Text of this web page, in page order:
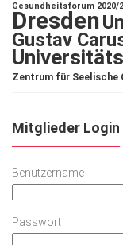
Gesundheitsforum 2020/
Dresden
Gustav
Zentrum für Seelische
Mitglieder Login
Benutzername
Passwort